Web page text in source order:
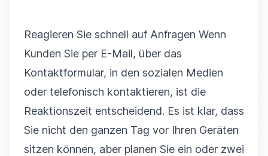
Reagieren Sie schnell auf Anfragen Wenn
Kunden Sie per E-Mail, über das
Kontaktformular, in den sozialen Medien
oder telefonisch kontaktieren, ist die
Reaktionszeit entscheidend. Es ist klar, dass
Sie nicht den ganzen Tag vor Ihren Geräten
sitzen können, aber planen Sie ein oder zwei